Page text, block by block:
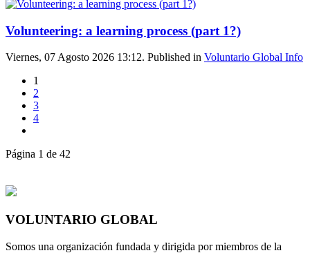
Volunteering: a learning process (part 1?)
Viernes, 07 Agosto 2026 13:12. Published in Voluntario Global Info
1
2
3
4
Página 1 de 42
VOLUNTARIO GLOBAL
Somos una organización fundada y dirigida por miembros de la